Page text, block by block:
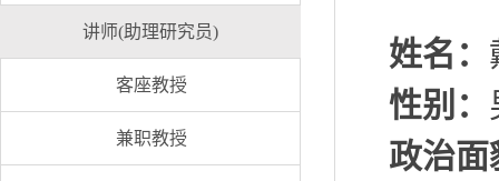
讲师(助理研究员)
客座教授
兼职教授
姓名：
性别：
政治面